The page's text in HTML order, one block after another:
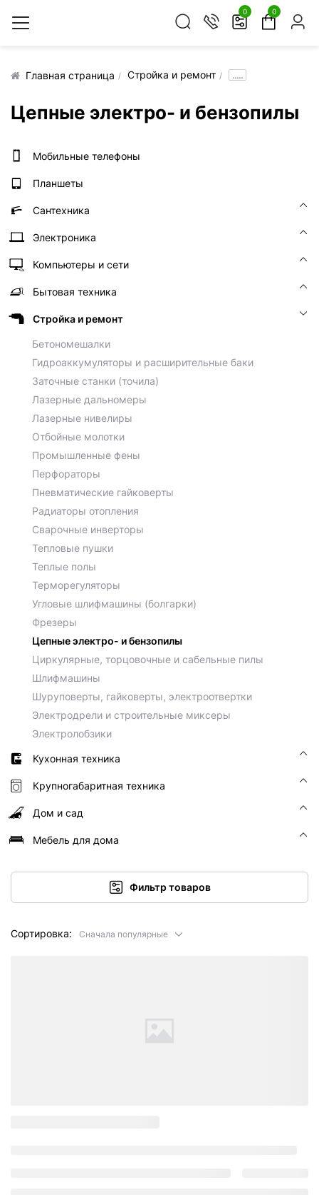
0 0
Главная страница Стройка и ремонт .....
Цепные электро- и бензопилы
Мобильные телефоны
Планшеты
Сантехника
Электроника
Компьютеры и сети
Бытовая техника
Стройка и ремонт
Бетономешалки
Гидроаккумуляторы и расширительные баки
Заточные станки (точила)
Лазерные дальномеры
Лазерные нивелиры
Отбойные молотки
Промышленные фены
Перфораторы
Пневматические гайковерты
Радиаторы отопления
Сварочные инверторы
Тепловые пушки
Теплые полы
Терморегуляторы
Угловые шлифмашины (болгарки)
Фрезеры
Цепные электро- и бензопилы
Циркулярные, торцовочные и сабельные пилы
Шлифмашины
Шуруповерты, гайковерты, электроотвертки
Электродрели и строительные миксеры
Электролобзики
Кухонная техника
Крупногабаритная техника
Дом и сад
Мебель для дома
Фильтр товаров
Сортировка: Сначала популярные